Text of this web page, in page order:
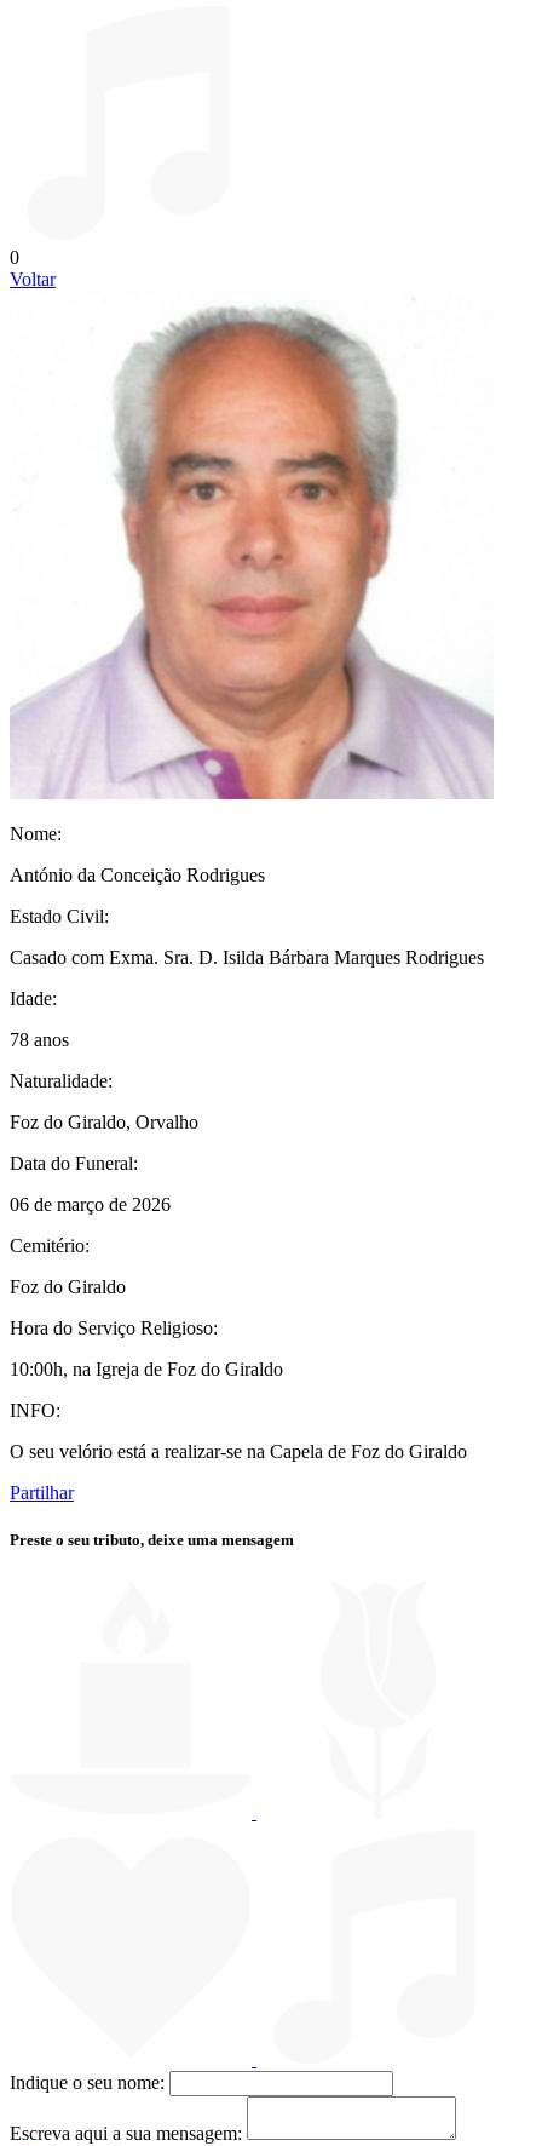
0
Voltar
Nome:
António da Conceição Rodrigues
Estado Civil:
Casado com Exma. Sra. D. Isilda Bárbara Marques Rodrigues
Idade:
78 anos
Naturalidade:
Foz do Giraldo, Orvalho
Data do Funeral:
06 de março de 2026
Cemitério:
Foz do Giraldo
Hora do Serviço Religioso:
10:00h, na Igreja de Foz do Giraldo
INFO:
O seu velório está a realizar-se na Capela de Foz do Giraldo
Partilhar
Preste o seu tributo, deixe uma mensagem
Indique o seu nome:
Escreva aqui a sua mensagem: